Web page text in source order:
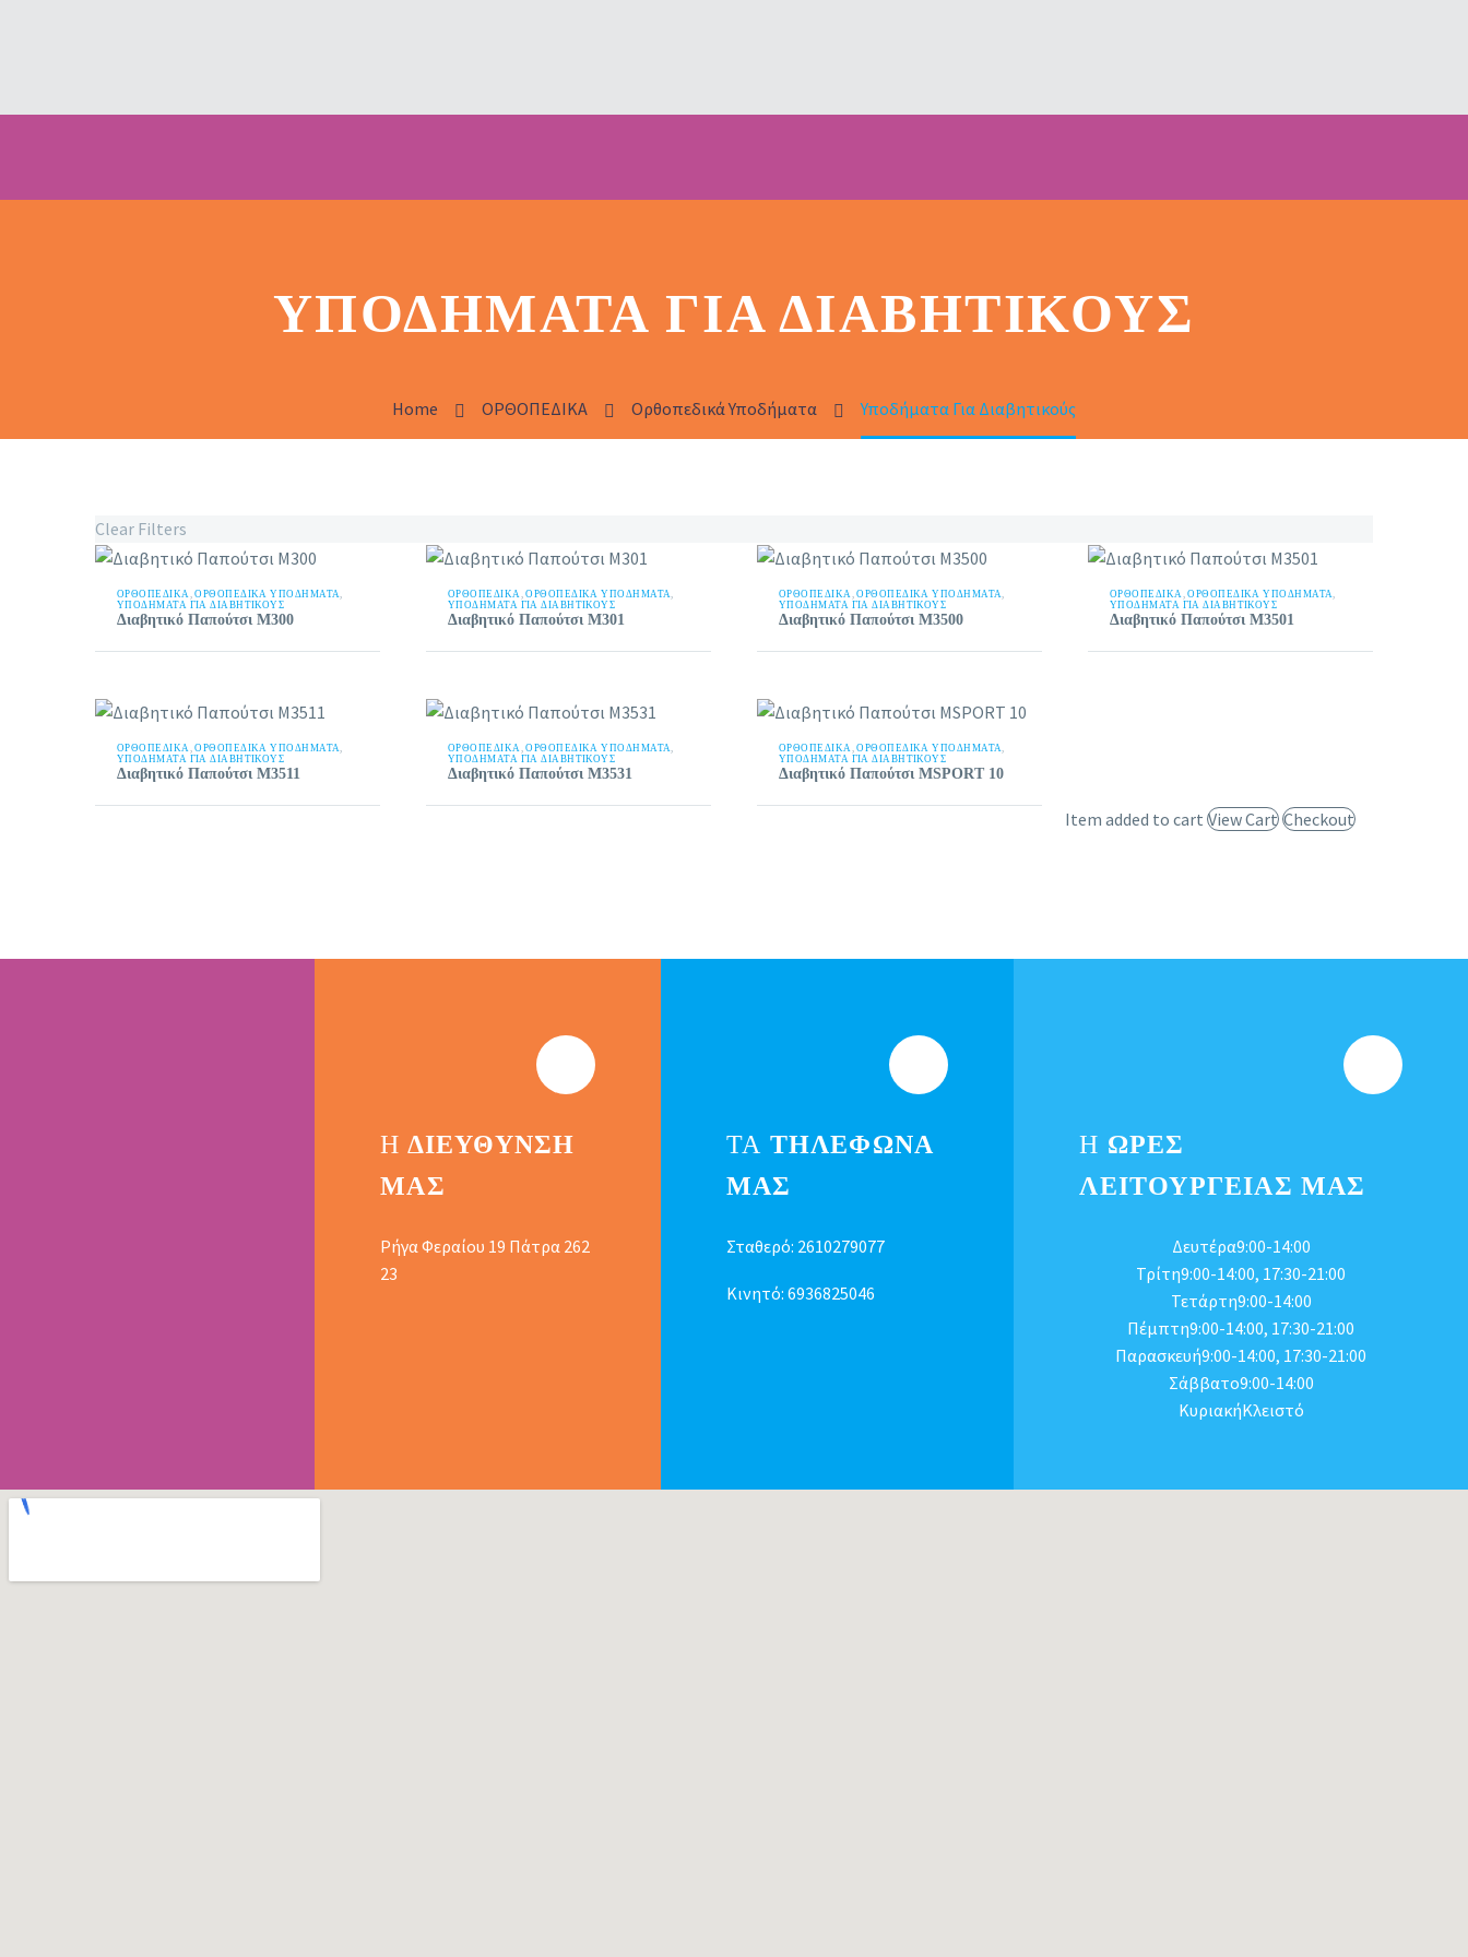
ΥΠΟΔΉΜΑΤΑ ΓΙΑ ΔΙΑΒΗΤΙΚΟΎΣ
Home ΟΡΘΟΠΕΔΙΚΑ Ορθοπεδικά Υποδήματα Υποδήματα Για Διαβητικούς
Clear Filters
ΟΡΘΟΠΕΔΙΚΑ ,ΟΡΘΟΠΕΔΙΚΆ ΥΠΟΔΉΜΑΤΑ
ΥΠΟΔΉΜΑΤΑ ΓΙΑ ΔΙΑΒΗΤΙΚΟΎΣ
Διαβητικό Παπούτσι Μ300
ΟΡΘΟΠΕΔΙΚΑ ,ΟΡΘΟΠΕΔΙΚΆ ΥΠΟΔΉΜΑΤΑ
ΥΠΟΔΉΜΑΤΑ ΓΙΑ ΔΙΑΒΗΤΙΚΟΎΣ
Διαβητικό Παπούτσι Μ301
ΟΡΘΟΠΕΔΙΚΑ ,ΟΡΘΟΠΕΔΙΚΆ ΥΠΟΔΉΜΑΤΑ
ΥΠΟΔΉΜΑΤΑ ΓΙΑ ΔΙΑΒΗΤΙΚΟΎΣ
Διαβητικό Παπούτσι Μ3500
ΟΡΘΟΠΕΔΙΚΑ ,ΟΡΘΟΠΕΔΙΚΆ ΥΠΟΔΉΜΑΤΑ
ΥΠΟΔΉΜΑΤΑ ΓΙΑ ΔΙΑΒΗΤΙΚΟΎΣ
Διαβητικό Παπούτσι Μ3501
ΟΡΘΟΠΕΔΙΚΑ,ΟΡΘΟΠΕΔΙΚΆ ΥΠΟΔΉΜΑΤΑ,
ΥΠΟΔΉΜΑΤΑ ΓΙΑ ΔΙΑΒΗΤΙΚΟΎΣ
Διαβητικό Παπούτσι Μ3511
ΟΡΘΟΠΕΔΙΚΑ,ΟΡΘΟΠΕΔΙΚΆ ΥΠΟΔΉΜΑΤΑ,
ΥΠΟΔΉΜΑΤΑ ΓΙΑ ΔΙΑΒΗΤΙΚΟΎΣ
Διαβητικό Παπούτσι Μ3531
ΟΡΘΟΠΕΔΙΚΑ,ΟΡΘΟΠΕΔΙΚΆ ΥΠΟΔΉΜΑΤΑ,
ΥΠΟΔΉΜΑΤΑ ΓΙΑ ΔΙΑΒΗΤΙΚΟΎΣ
Διαβητικό Παπούτσι MSPORT 10
Item added to cart View Cart Checkout
Η ΔΙΕΎΘΥΝΣΗ
ΜΑΣ
Ρήγα Φεραίου 19 Πάτρα 262
23
ΤΑ ΤΗΛΕΦΩΝΑ
ΜΑΣ
Σταθερό: 2610279077
Κινητό: 6936825046
Η ΩΡΕΣ
ΛΕΙΤΟΥΡΓΕΊΑΣ ΜΑΣ
Δευτέρα9:00-14:00
Τρίτη9:00-14:00, 17:30-21:00
Τετάρτη9:00-14:00
Πέμπτη9:00-14:00, 17:30-21:00
Παρασκευή9:00-14:00, 17:30-21:00
Σάββατο9:00-14:00
ΚυριακήΚλειστό